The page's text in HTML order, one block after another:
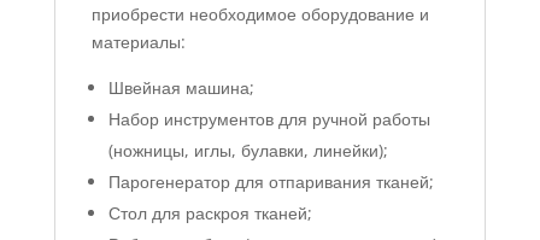
приобрести необходимое оборудование и
материалы:
Швейная машина;
Набор инструментов для ручной работы
(ножницы, иглы, булавки, линейки);
Парогенератор для отпаривания тканей;
Стол для раскроя тканей;